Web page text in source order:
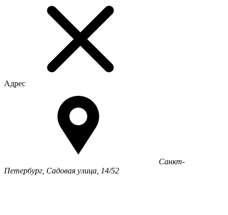
Адрес
Санкт-
Петербург, Садовая улица, 14/52